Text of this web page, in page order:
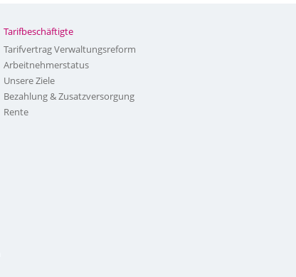
Tarifbeschäftigte
Tarifvertrag Verwaltungsreform
Arbeitnehmerstatus
Unsere Ziele
Bezahlung & Zusatzversorgung
Rente